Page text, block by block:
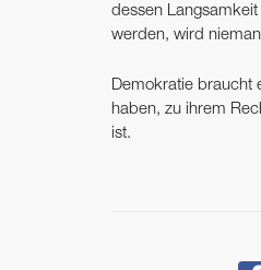
dessen
werden, wird
Demokratie braucht
haben, zu ihrem
ist.